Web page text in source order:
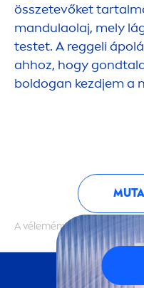
összetevőket
mandulaolaj, mely
testet. A reggeli
ahhoz, hogy
boldogan kezdjem a
A vélemények hitelességét